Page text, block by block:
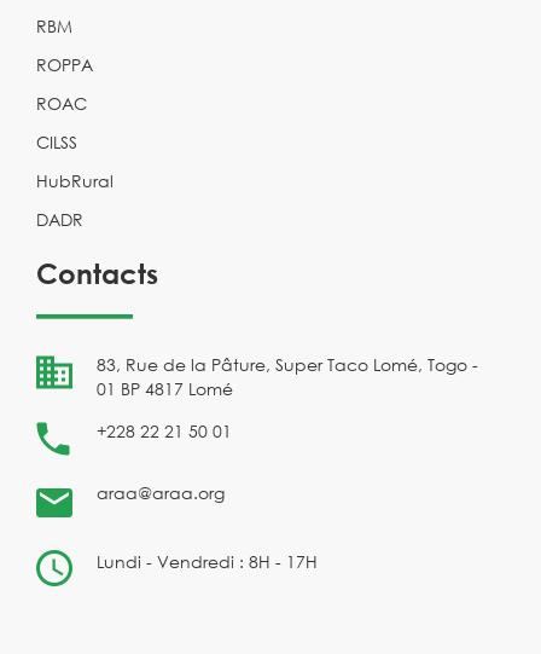
RBM
ROPPA
ROAC
CILSS
HubRural
DADR
Contacts
83, Rue de la Pâture, Super Taco Lomé, Togo -
01 BP 4817 Lomé
+228 22 21 50 01
araa@araa.org
Lundi - Vendredi : 8H - 17H